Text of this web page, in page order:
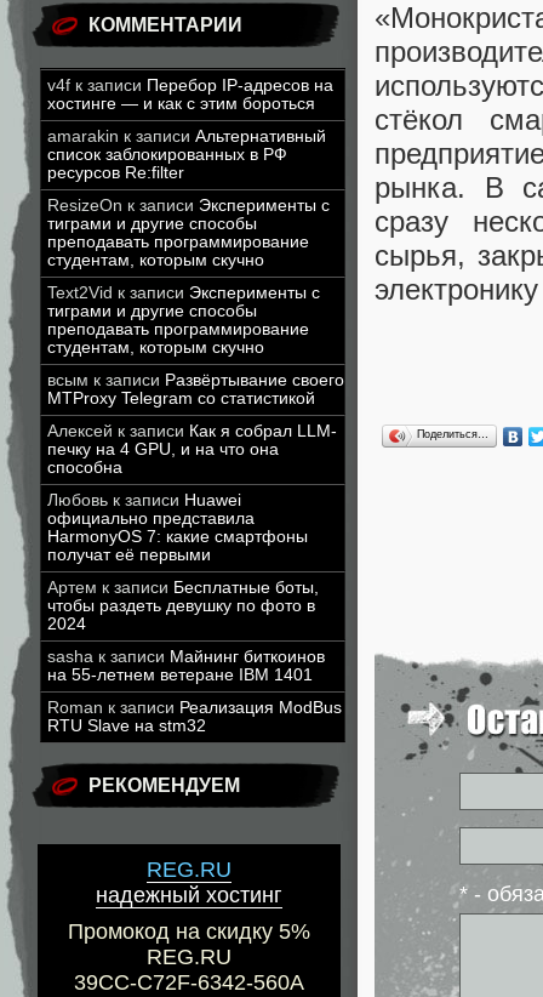
КОММЕНТАРИИ
v4f к записи Перебор IP-адресов на
хостинге — и как с этим бороться
amarakin к записи Альтернативный
список заблокированных в РФ
ресурсов Re:filter
ResizeOn к записи Эксперименты с
тиграми и другие способы
преподавать программирование
студентам, которым скучно
Text2Vid к записи Эксперименты с
тиграми и другие способы
преподавать программирование
студентам, которым скучно
всым к записи Развёртывание своего
MTProxy Telegram со статистикой
Алексей к записи Как я собрал LLM-
печку на 4 GPU, и на что она
способна
Любовь к записи Huawei
официально представила
HarmonyOS 7: какие смартфоны
получат её первыми
Артем к записи Бесплатные боты,
чтобы раздеть девушку по фото в
2024
sasha к записи Майнинг биткоинов
на 55-летнем ветеране IBM 1401
Roman к записи Реализация ModBus
RTU Slave на stm32
РЕКОМЕНДУЕМ
REG.RU
надежный хостинг
Промокод на скидку 5%
REG.RU
39CC-C72F-6342-560A
стёкол
рынка. В
сразу
сырья,
Поделиться…
* -